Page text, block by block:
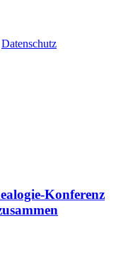
Datenschutz
Konferenz